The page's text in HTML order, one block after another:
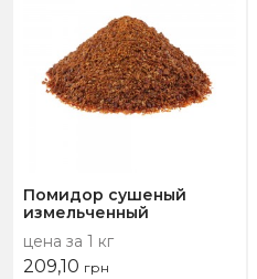
Помидор сушеный
измельченный
цена за 1 кг
209,10 грн